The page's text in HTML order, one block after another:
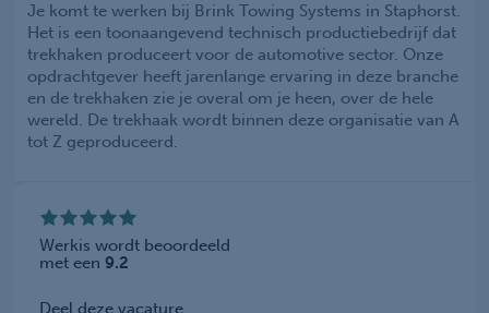
Je komt te werken bij Brink Towing Systems in Staphorst.
Het is een toonaangevend technisch productiebedrijf dat
trekhaken produceert voor de automotive sector. Onze
opdrachtgever heeft jarenlange ervaring in deze branche
en de trekhaken zie je overal om je heen, over de hele
wereld. De trekhaak wordt binnen deze organisatie van A
tot Z geproduceerd.
Werkis wordt beoordeeld
met een 9.2
Deel deze vacature